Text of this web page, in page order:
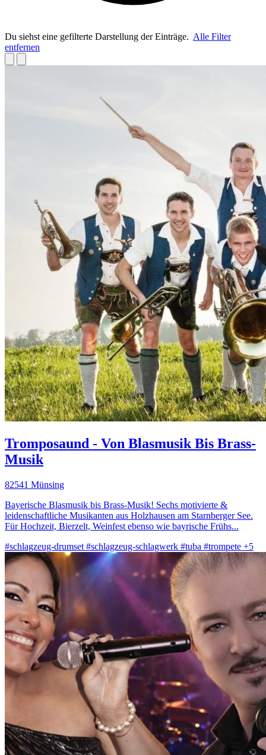
Du siehst eine gefilterte Darstellung der Einträge. Alle Filter
entfernen
Tromposaund - Von Blasmusik Bis Brass-
Musik
82541 Münsing
Bayerische Blasmusik bis Brass-Musik! Sechs motivierte &
leidenschaftliche Musikanten aus Holzhausen am Starnberger See.
Für Hochzeit, Bierzelt, Weinfest ebenso wie bayrische Frühs...
#schlagzeug-drumset #schlagzeug-schlagwerk #tuba #trompete +5